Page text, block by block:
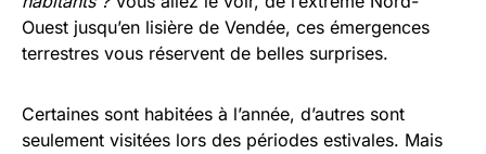
Ouest jusqu’en lisière de Vendée, ces émergences
terrestres vous réservent de belles surprises.
Certaines sont habitées à l’année, d’autres sont
seulement visitées lors des périodes estivales. Mais